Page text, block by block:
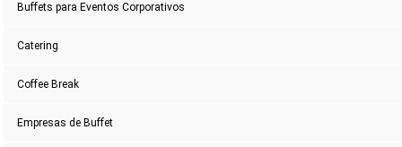
Buffets para Eventos Corporativos
Catering
Coffee Break
Empresas de Buffet